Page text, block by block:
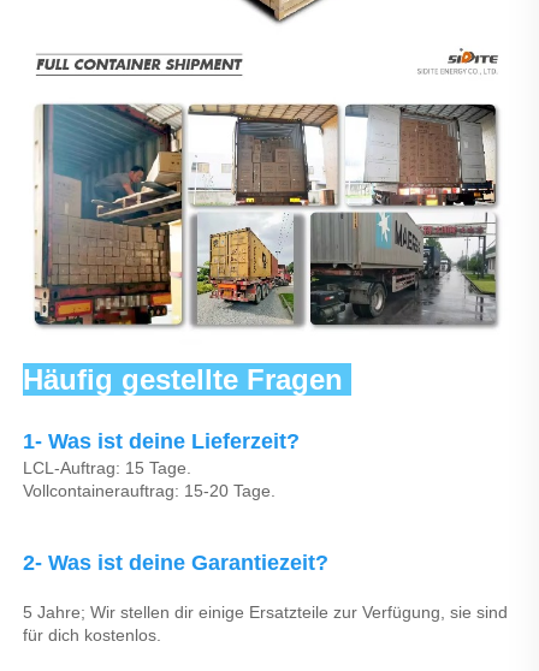
Häufig gestellte Fragen
1- Was ist deine Lieferzeit?
LCL-Auftrag: 15 Tage.
Vollcontainerauftrag: 15-20 Tage.
2- Was ist deine Garantiezeit?
5 Jahre; Wir stellen dir einige Ersatzteile zur Verfügung, sie sind
für dich kostenlos.